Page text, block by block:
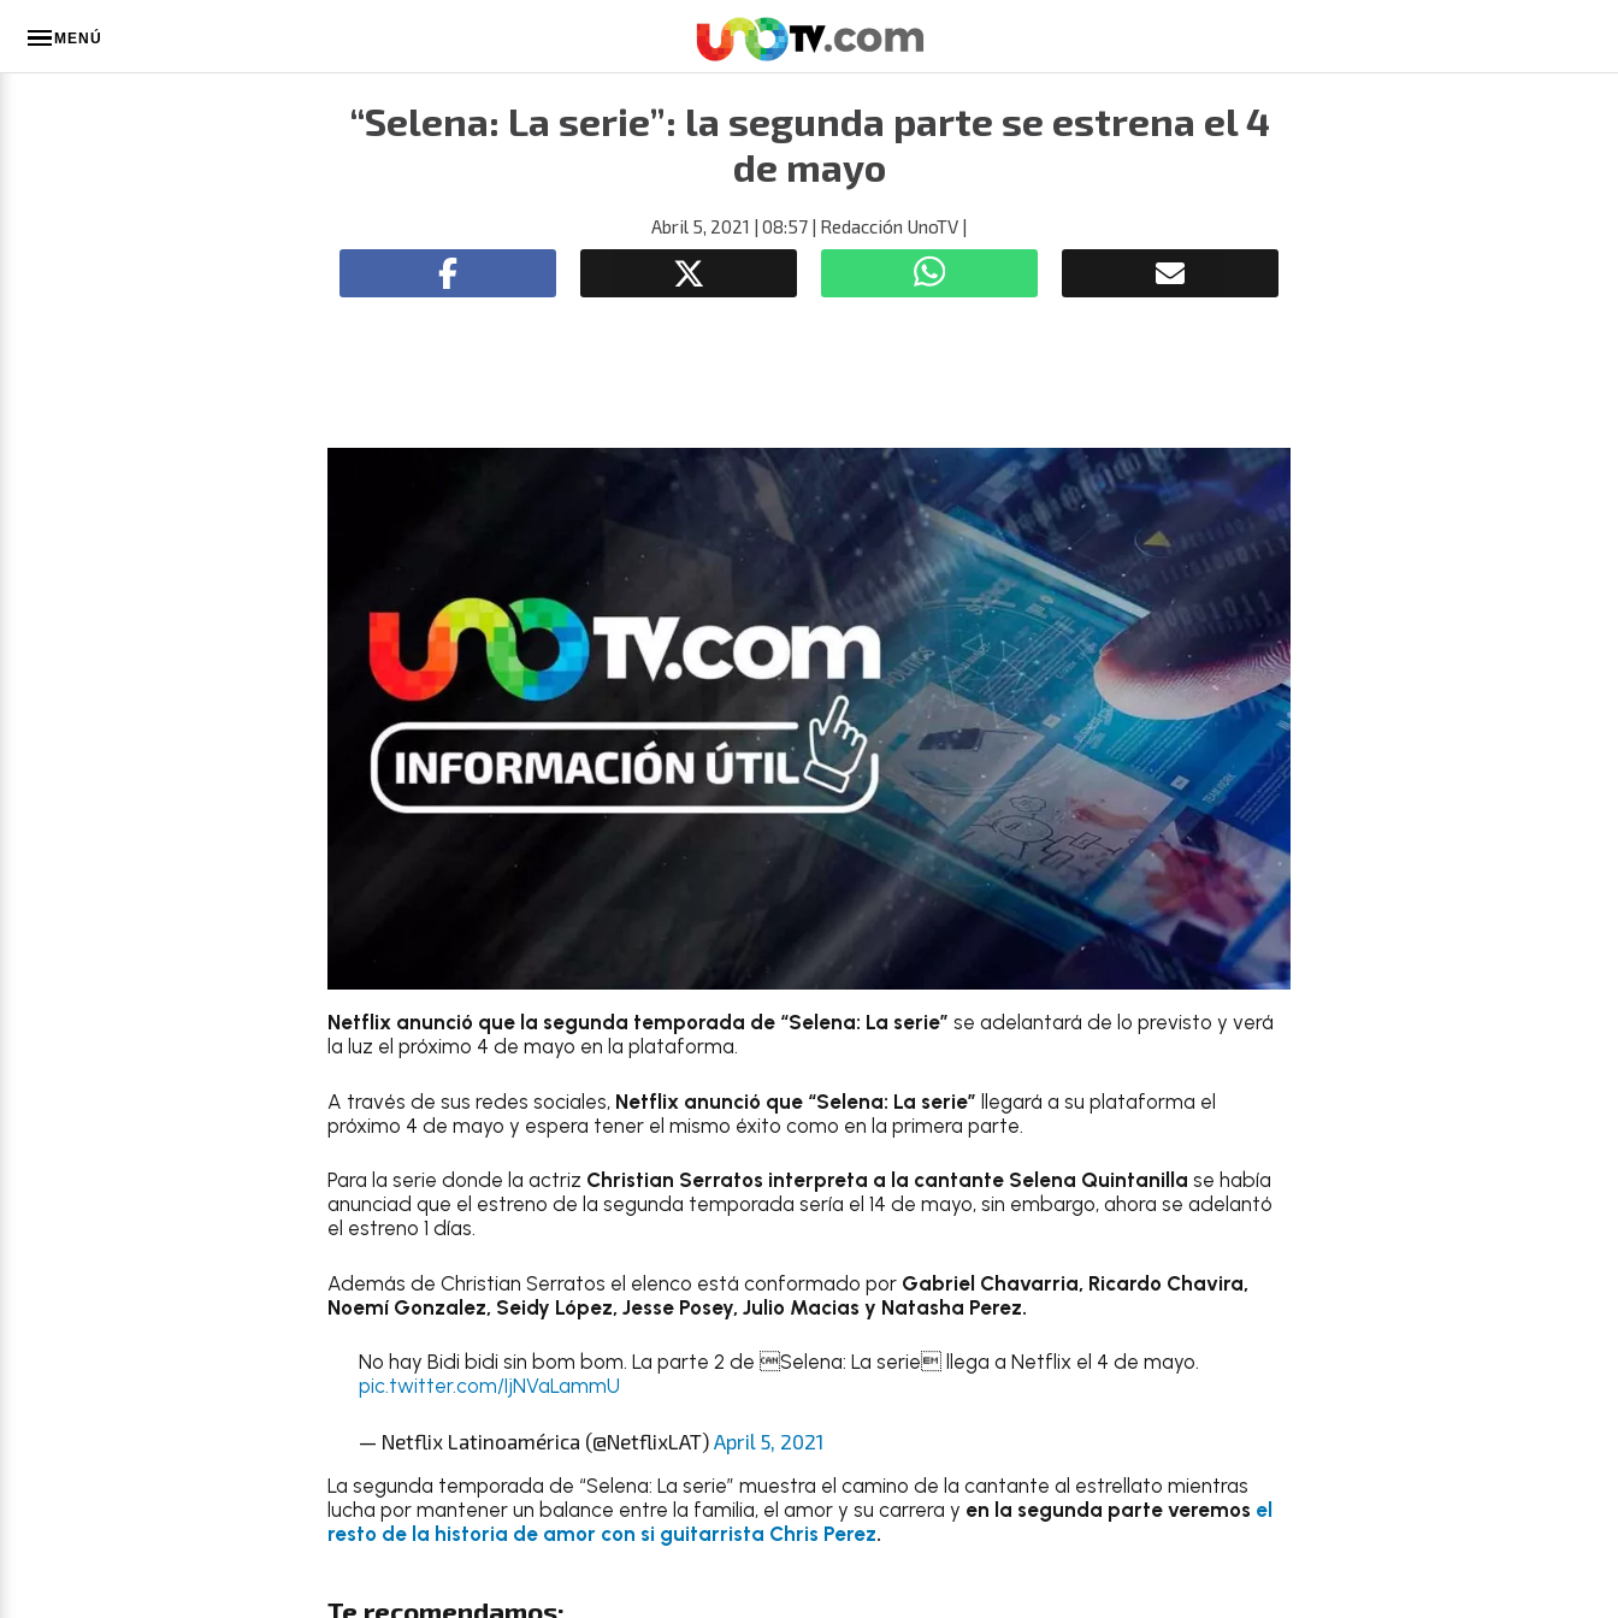
MENÚ
“Selena: La serie”: la segunda parte se estrena el 4
de mayo
Abril 5, 2021 | 08:57 | Redacción UnoTV |
Netflix anunció que la segunda temporada de “Selena: La serie” se adelantará de lo previsto y verá
la luz el próximo 4 de mayo en la plataforma.
A través de sus redes sociales, Netflix anunció que “Selena: La serie” llegará a su plataforma el
próximo 4 de mayo y espera tener el mismo éxito como en la primera parte.
Para la serie donde la actriz Christian Serratos interpreta a la cantante Selena Quintanilla se había
anunciad que el estreno de la segunda temporada sería el 14 de mayo, sin embargo, ahora se adelantó
el estreno 1 días.
Además de Christian Serratos el elenco está conformado por Gabriel Chavarria, Ricardo Chavira,
Noemí Gonzalez, Seidy López, Jesse Posey, Julio Macias y Natasha Perez.
No hay Bidi bidi sin bom bom. La parte 2 de Selena: La serie llega a Netflix el 4 de mayo.
pic.twitter.com/IjNVaLammU
— Netflix Latinoamérica (@NetflixLAT) April 5, 2021
La segunda temporada de “Selena: La serie” muestra el camino de la cantante al estrellato mientras
lucha por mantener un balance entre la familia, el amor y su carrera y en la segunda parte veremos el
resto de la historia de amor con si guitarrista Chris Perez.
Te recomendamos: